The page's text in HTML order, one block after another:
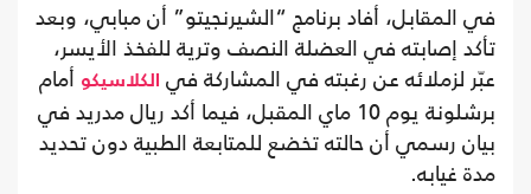
في المقابل، أفاد برنامج “الشيرنجيتو” أن مبابي، وبعد
تأكد إصابته في العضلة النصف وترية للفخذ الأيسر،
عبّر لزملائه عن رغبته في المشاركة في الكلاسيكو أمام
برشلونة يوم 10 ماي المقبل، فيما أكد ريال مدريد في
بيان رسمي أن حالته تخضع للمتابعة الطبية دون تحديد
مدة غيابه.